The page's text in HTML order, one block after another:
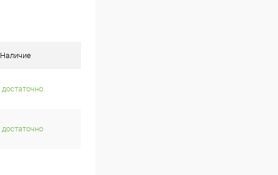
Наличие
достаточно
достаточно